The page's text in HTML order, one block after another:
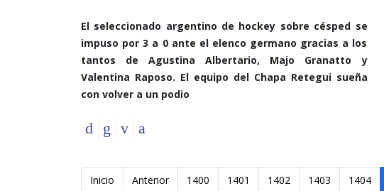
El seleccionado argentino de hockey sobre césped se
impuso por 3 a 0 ante el elenco germano gracias a los
tantos de Agustina Albertario, Majo Granatto y
Valentina Raposo. El equipo del Chapa Retegui sueña
con volver a un podio
Inicio Anterior 1400 1401 1402 1403 1404